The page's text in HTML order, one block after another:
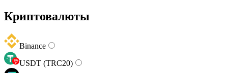
Криптовалюты
Binance
USDT (TRC20)